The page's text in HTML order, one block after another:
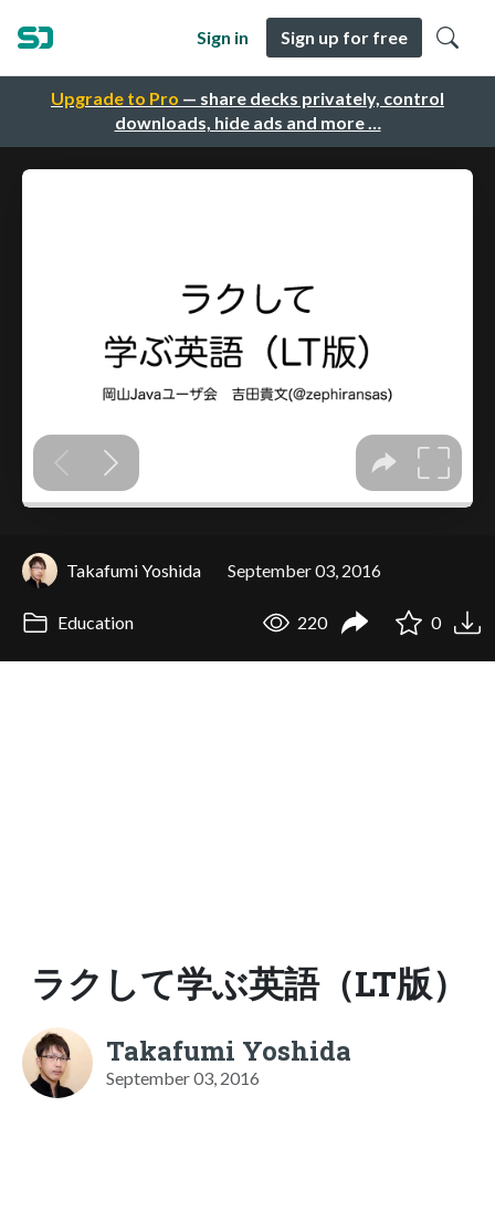
Upgrade to Pro — share decks privately, control
downloads, hide ads and more …
Sign in Sign up for free
Takafumi Yoshida September 03, 2016
Education 220 0
ラクして学ぶ英語（LT版）
Takafumi Yoshida
September 03, 2016